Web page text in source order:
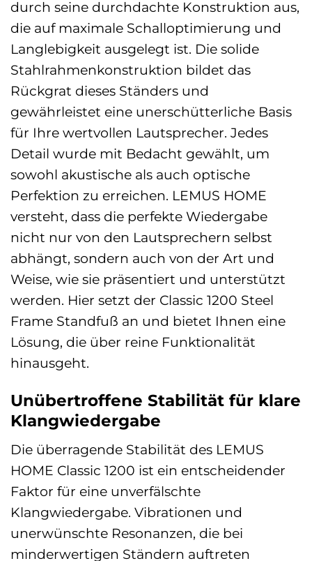
durch seine durchdachte Konstruktion aus,
die auf maximale Schalloptimierung und
Langlebigkeit ausgelegt ist. Die solide
Stahlrahmenkonstruktion bildet das
Rückgrat dieses Ständers und
gewährleistet eine unerschütterliche Basis
für Ihre wertvollen Lautsprecher. Jedes
Detail wurde mit Bedacht gewählt, um
sowohl akustische als auch optische
Perfektion zu erreichen. LEMUS HOME
versteht, dass die perfekte Wiedergabe
nicht nur von den Lautsprechern selbst
abhängt, sondern auch von der Art und
Weise, wie sie präsentiert und unterstützt
werden. Hier setzt der Classic 1200 Steel
Frame Standfuß an und bietet Ihnen eine
Lösung, die über reine Funktionalität
hinausgeht.
Unübertroffene Stabilität für klare
Klangwiedergabe
Die überragende Stabilität des LEMUS
HOME Classic 1200 ist ein entscheidender
Faktor für eine unverfälschte
Klangwiedergabe. Vibrationen und
unerwünschte Resonanzen, die bei
minderwertigen Ständern auftreten